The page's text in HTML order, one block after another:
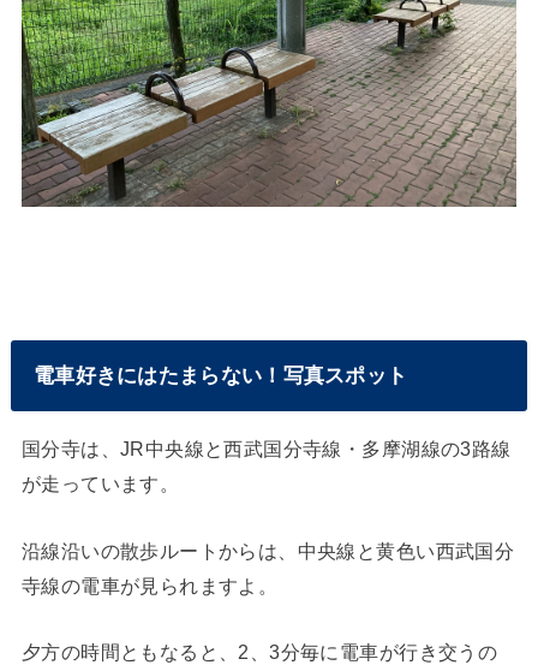
電車好きにはたまらない！写真スポット
国分寺は、JR中央線と西武国分寺線・多摩湖線の3路線
が走っています。
沿線沿いの散歩ルートからは、中央線と黄色い西武国分
寺線の電車が見られますよ。
夕方の時間ともなると、2、3分毎に電車が行き交うの